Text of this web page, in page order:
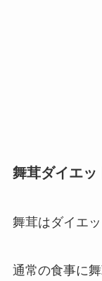
舞茸ダイエッ
舞茸はダイエ
通常の食事に